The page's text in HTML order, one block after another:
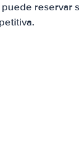
reservar